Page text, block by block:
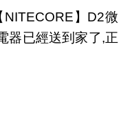
】D2微
器已經送到家了,正